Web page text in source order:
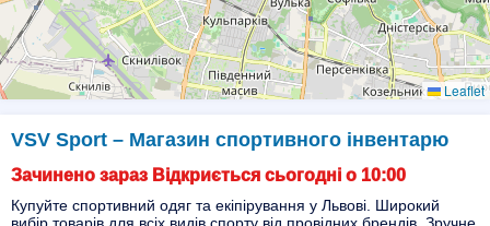
Leaflet
VSV Sport – Магазин спортивного інвентарю
Зачинено зараз Відкриється сьогодні о 10:00
Купуйте спортивний одяг та екіпірування у Львові. Широкий